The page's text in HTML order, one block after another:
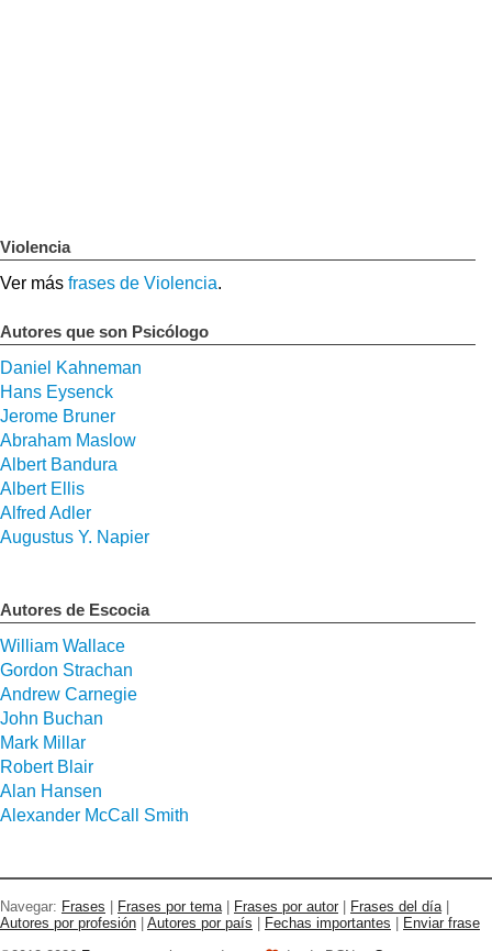
Violencia
Ver más frases de Violencia.
Autores que son Psicólogo
Daniel Kahneman
Hans Eysenck
Jerome Bruner
Abraham Maslow
Albert Bandura
Albert Ellis
Alfred Adler
Augustus Y. Napier
Autores de Escocia
William Wallace
Gordon Strachan
Andrew Carnegie
John Buchan
Mark Millar
Robert Blair
Alan Hansen
Alexander McCall Smith
Navegar: Frases Frases por tema| Frases por autor Frases del día|
Autores por profesión
Autores por país Fechas importantes
Enviar frase